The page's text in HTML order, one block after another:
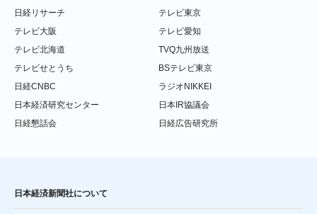
日経リサーチ
テレビ東京
テレビ大阪
テレビ愛知
テレビ北海道
TVQ九州放送
テレビせとうち
BSテレビ東京
日経CNBC
ラジオNIKKEI
日本経済研究センター
日本IR協議会
日経懇話会
日経広告研究所
日本経済新聞社について